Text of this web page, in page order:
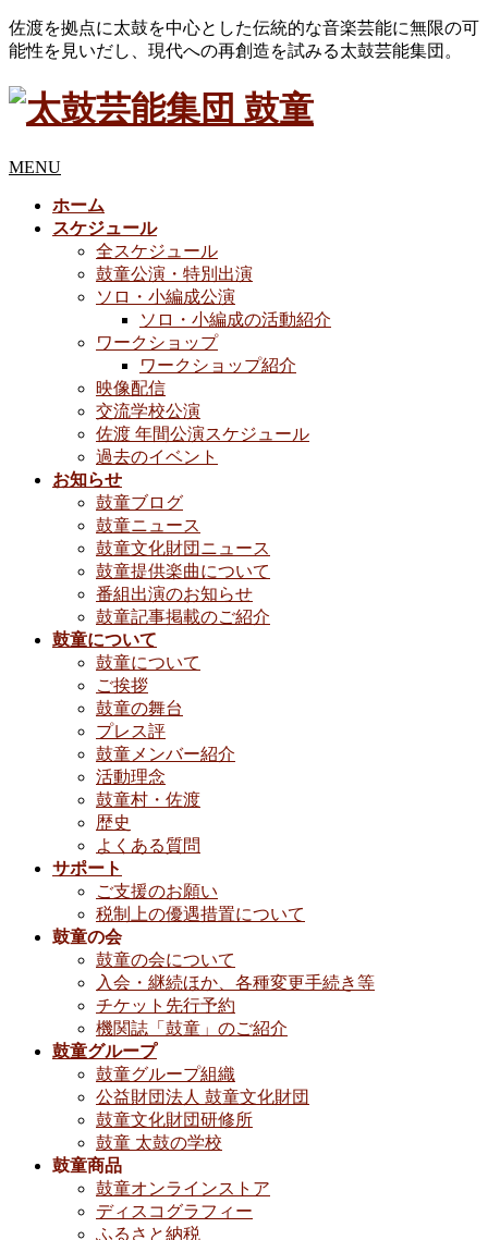
佐渡を拠点に太鼓を中心とした伝統的な音楽芸能に無限の可
能性を見いだし、現代への再創造を試みる太鼓芸能集団。
MENU
ホーム
スケジュール
全スケジュール
鼓童公演・特別出演
ソロ・小編成公演
ソロ・小編成の活動紹介
ワークショップ
ワークショップ紹介
映像配信
交流学校公演
佐渡 年間公演スケジュール
過去のイベント
お知らせ
鼓童ブログ
鼓童ニュース
鼓童文化財団ニュース
鼓童提供楽曲について
番組出演のお知らせ
鼓童記事掲載のご紹介
鼓童について
鼓童について
ご挨拶
鼓童の舞台
プレス評
鼓童メンバー紹介
活動理念
鼓童村・佐渡
歴史
よくある質問
サポート
ご支援のお願い
税制上の優遇措置について
鼓童の会
鼓童の会について
入会・継続ほか、各種変更手続き等
チケット先行予約
機関誌「鼓童」のご紹介
鼓童グループ
鼓童グループ組織
公益財団法人 鼓童文化財団
鼓童文化財団研修所
鼓童 太鼓の学校
鼓童商品
鼓童オンラインストア
ディスコグラフィー
ふるさと納税